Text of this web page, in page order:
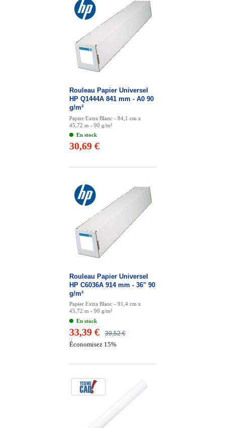
Rouleau Papier Universel
HP Q1444A 841 mm - A0 90
g/m²
Papier Extra Blanc - 84,1 cm x
45,72 m - 90 g/m²
En stock
30,69 €
Rouleau Papier Universel
HP C6036A 914 mm - 36" 90
g/m²
Papier Extra Blanc - 91,4 cm x
45,72 m - 90 g/m²
En stock
39,52 €
33,39 €
Économisez 15%